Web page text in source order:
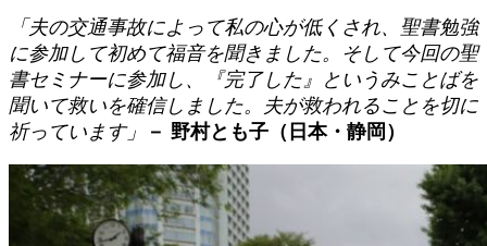
「夫の交通事故によって私の心が低くされ、聖書勉強
に参加して初めて福音を聞きました。そして今回の聖
書セミナーに参加し、『完了した』というみことばを
聞いて救いを確信しました。夫が救われることを切に
祈っています」
－ 野村とも子（日本・静岡）